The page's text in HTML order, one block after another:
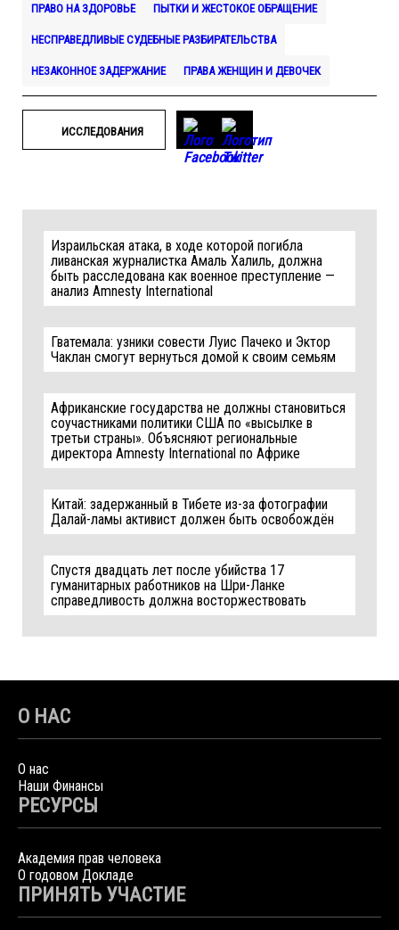
ПРАВО НА ЗДОРОВЬЕ ПЫТКИ И ЖЕСТОКОЕ ОБРАЩЕНИЕ
НЕСПРАВЕДЛИВЫЕ СУДЕБНЫЕ РАЗБИРАТЕЛЬСТВА
НЕЗАКОННОЕ ЗАДЕРЖАНИЕ ПРАВА ЖЕНЩИН И ДЕВОЧЕК
ИССЛЕДОВАНИЯ
Израильская атака, в ходе которой погибла
ливанская журналистка Амаль Халиль, должна
быть расследована как военное преступление —
анализ Amnesty International
Гватемала: узники совести Луис Пачеко и Эктор
Чаклан смогут вернуться домой к своим семьям
Африканские государства не должны становиться
соучастниками политики США по «высылке в
третьи страны». Объясняют региональные
директора Amnesty International по Африке
Китай: задержанный в Тибете из-за фотографии
Далай-ламы активист должен быть освобождён
Спустя двадцать лет после убийства 17
гуманитарных работников на Шри-Ланке
справедливость должна восторжествовать
О НАС
О нас
Наши Финансы
РЕСУРСЫ
Академия прав человека
О годовом Докладе
ПРИНЯТЬ УЧАСТИЕ